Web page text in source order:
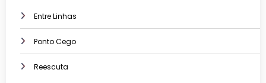
Entre Linhas
Ponto Cego
Reescuta